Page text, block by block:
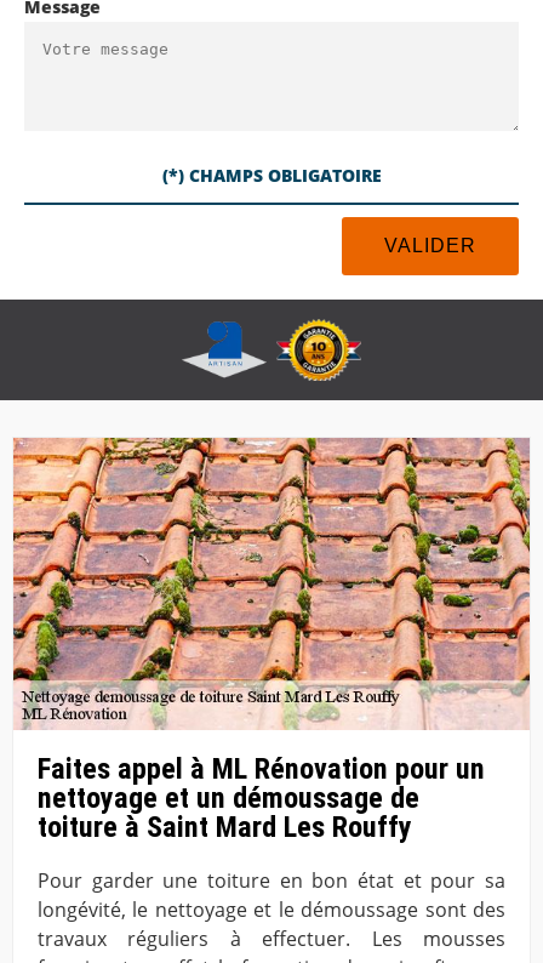
Message
(*) CHAMPS OBLIGATOIRE
Faites appel à ML Rénovation pour un
nettoyage et un démoussage de
toiture à Saint Mard Les Rouffy
Pour garder une toiture en bon état et pour sa
longévité, le nettoyage et le démoussage sont des
travaux réguliers à effectuer. Les mousses